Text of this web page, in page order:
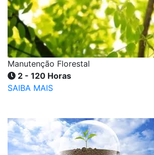
Manutenção Florestal
2 - 120 Horas
SAIBA MAIS